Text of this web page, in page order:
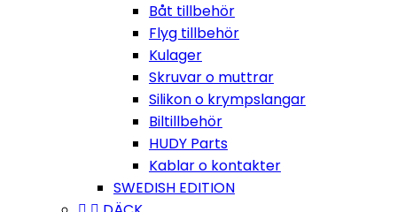
Båt tillbehör
Flyg tillbehör
Kulager
Skruvar o muttrar
Silikon o krympslangar
Biltillbehör
HUDY Parts
Kablar o kontakter
SWEDISH EDITION